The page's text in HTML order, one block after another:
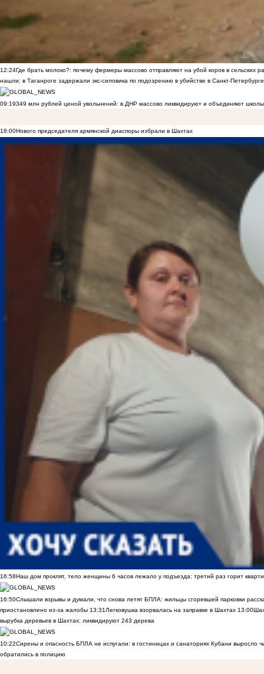
12:24Где брать молоко?: почему фермеры массово отправляют на убой коров в сельских
нашли: в Таганроге задержали экс-силовика по подозрению в убийстве в Санкт-Петербурге
09:19349 млн рублей ценой увольнений: в ДНР массово ликвидируют и объединяют
18:00Нового председателя армянской диаспоры избрали в Шахтах
16:58Наш дом проклят, тело женщины 6 часов лежало у подъезда: третий раз горит
16:50Слышали взрывы и думали, что снова летят БПЛА: жильцы сгоревшей парковки
приостановлено из-за жалобы 13:31 Легковушка взорвалась на заправке в Шахтах 13:00
вырубка деревьев в Шахтах: ликвидируют 243 дерева
10:22Сирены и опасность БПЛА не испугали: в гостиницах и санаториях Кубани выросло
обратились в полицию